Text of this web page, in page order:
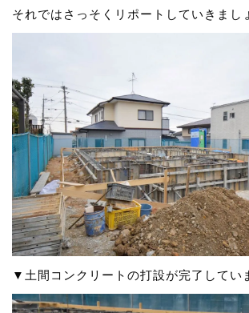
それではさっそくリポートしていきまし
▼土間コンクリートの打設が完了してい